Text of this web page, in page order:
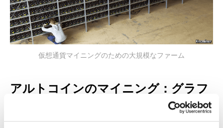
仮想通貨マイニングのための大規模なファーム
アルトコインのマイニング：グラフ
ィックカードはなぜ姿を消したのか